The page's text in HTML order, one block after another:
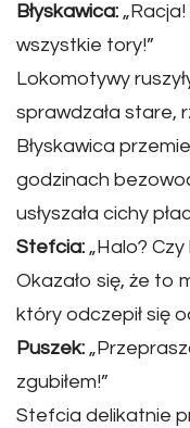
Błyskawica:
wszystkie tory!”
Lokomotywy
sprawdzała stare,
Błyskawica
godzinach
usłyszała cichy
Stefcia: „Halo?
Okazało się, że to
który odczepił się
Puszek:
zgubiłem!”
Stefcia delikatnie